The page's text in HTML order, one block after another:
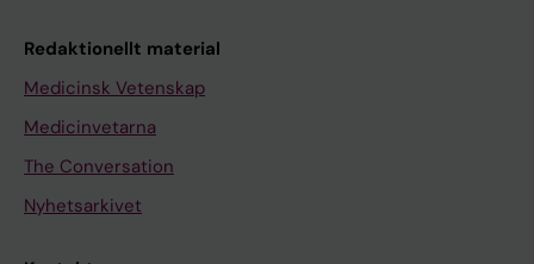
Redaktionellt material
Medicinsk Vetenskap
Medicinvetarna
The Conversation
Nyhetsarkivet